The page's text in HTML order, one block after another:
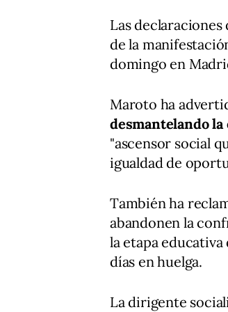
Las
de la
domingo en
Maroto ha
desmantelando la
"ascensor social
igualdad de
También ha
abandonen la
la etapa educativa
días en huelga.
La dirigente